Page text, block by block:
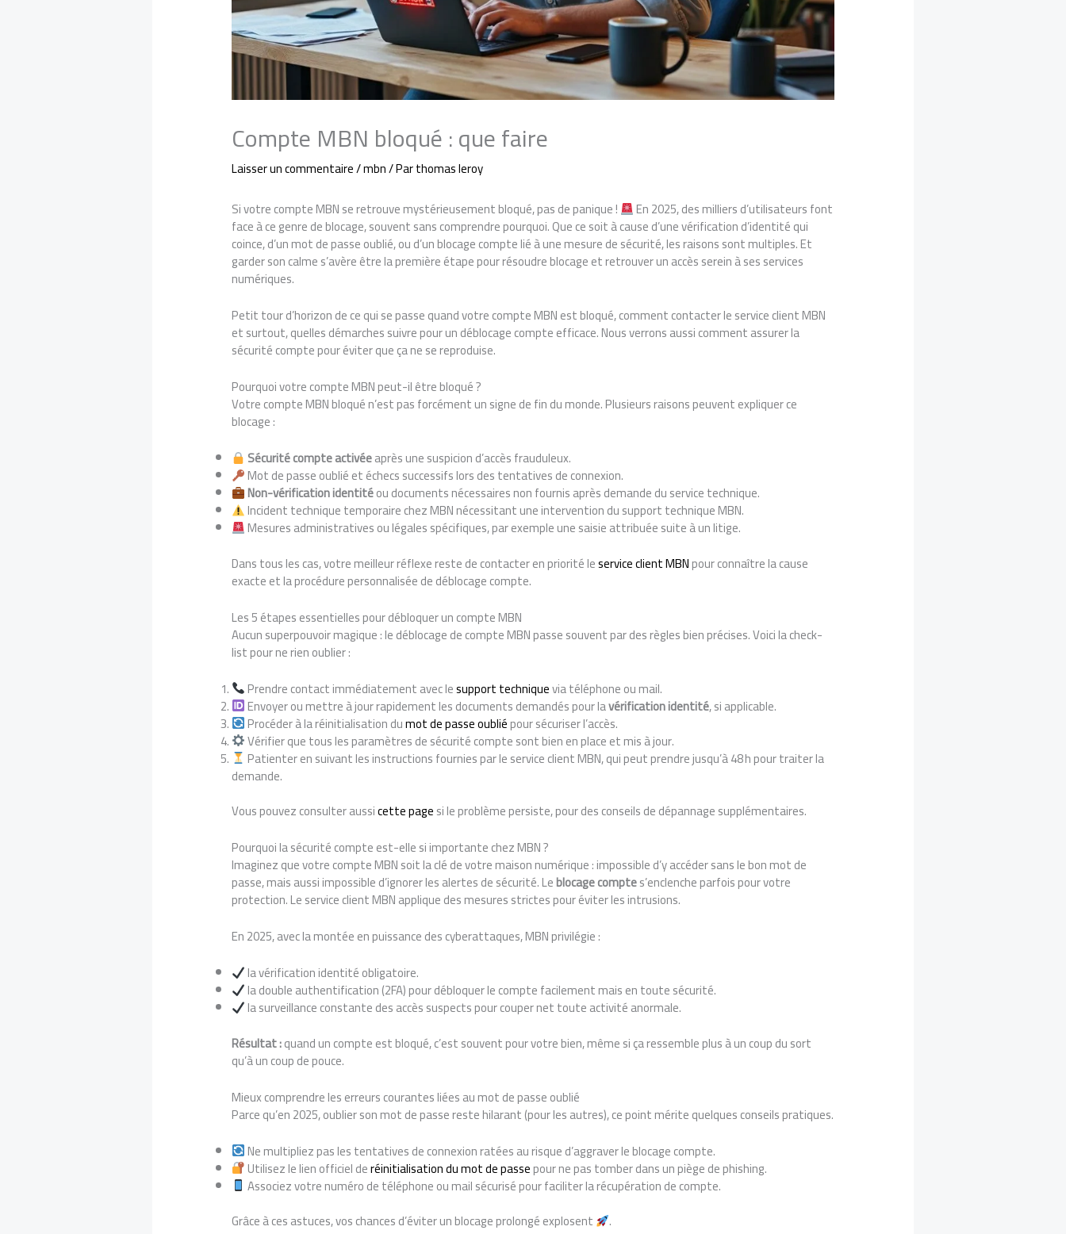
Compte MBN bloqué : que faire
Laisser un commentaire/mbn/ Parthomas leroy
Si votre compte MBN se retrouve mystérieusement bloqué, pas de panique !
En 2025, des milliers d’utilisateurs font
face à ce genre de blocage, souvent sans comprendre pourquoi. Que ce soit à cause d’une vérification d’identité qui
coince, d’un mot de passe oublié, ou d’un blocage compte lié à une mesure de sécurité, les raisons sont multiples. Et
garder son calme s’avère être la première étape pour résoudre blocage et retrouver un accès serein à ses services
numériques.
Petit tour d’horizon de ce qui se passe quand votre compte MBN est bloqué, comment contacter le service client MBN
et surtout, quelles démarches suivre pour un déblocage compte efficace. Nous verrons aussi comment assurer la
sécurité compte pour éviter que ça ne se reproduise.
Pourquoi votre compte MBN peut-il être bloqué ?
Votre compte MBN bloqué n’est pas forcément un signe de fin du monde. Plusieurs raisons peuvent expliquer ce
blocage :
Sécurité compte activéeaprès une suspicion d’accès frauduleux.
Mot de passe oublié et échecs successifs lors des tentatives de connexion.
Non-vérification identitéou documents nécessaires non fournis après demande du service technique.
Incident technique temporaire chez MBN nécessitant une intervention du support technique MBN.
Mesures administratives ou légales spécifiques, par exemple une saisie attribuée suite à un litige.
Dans tous les cas, votre meilleur réflexe reste de contacter en priorité leservice client MBNpour connaître la cause
exacte et la procédure personnalisée de déblocage compte.
Les 5 étapes essentielles pour débloquer un compte MBN
Aucun superpouvoir magique : le déblocage de compte MBN passe souvent par des règles bien précises. Voici la check-
list pour ne rien oublier :
Prendre contact immédiatement avec lesupport techniquevia téléphone ou mail.
Envoyer ou mettre à jour rapidement les documents demandés pour lavérification identité, si applicable.
Procéder à la réinitialisation dumot de passe oubliépour sécuriser l’accès.
Vérifier que tous les paramètres de sécurité compte sont bien en place et mis à jour.
Patienter en suivant les instructions fournies par le service client MBN, qui peut prendre jusqu’à 48 h pour traiter la
demande.
Vous pouvez consulter aussicette pagesi le problème persiste, pour des conseils de dépannage supplémentaires.
Pourquoi la sécurité compte est-elle si importante chez MBN ?
Imaginez que votre compte MBN soit la clé de votre maison numérique : impossible d’y accéder sans le bon mot de
passe, mais aussi impossible d’ignorer les alertes de sécurité. Leblocage comptes’enclenche parfois pour votre
protection. Le service client MBN applique des mesures strictes pour éviter les intrusions.
En 2025, avec la montée en puissance des cyberattaques, MBN privilégie :
la vérification identité obligatoire.
la double authentification (2FA) pour débloquer le compte facilement mais en toute sécurité.
la surveillance constante des accès suspects pour couper net toute activité anormale.
Résultat :quand un compte est bloqué, c’est souvent pour votre bien, même si ça ressemble plus à un coup du sort
qu’à un coup de pouce.
Mieux comprendre les erreurs courantes liées au mot de passe oublié
Parce qu’en 2025, oublier son mot de passe reste hilarant (pour les autres), ce point mérite quelques conseils pratiques.
Ne multipliez pas les tentatives de connexion ratées au risque d’aggraver le blocage compte.
Utilisez le lien officiel deréinitialisation du mot de passepour ne pas tomber dans un piège de phishing.
Associez votre numéro de téléphone ou mail sécurisé pour faciliter la récupération de compte.
Grâce à ces astuces, vos chances d’éviter un blocage prolongé explosent
.